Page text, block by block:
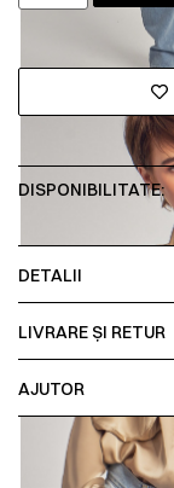
DISPONIBILITATE:
DETALII
LIVRARE ȘI RETUR
AJUTOR